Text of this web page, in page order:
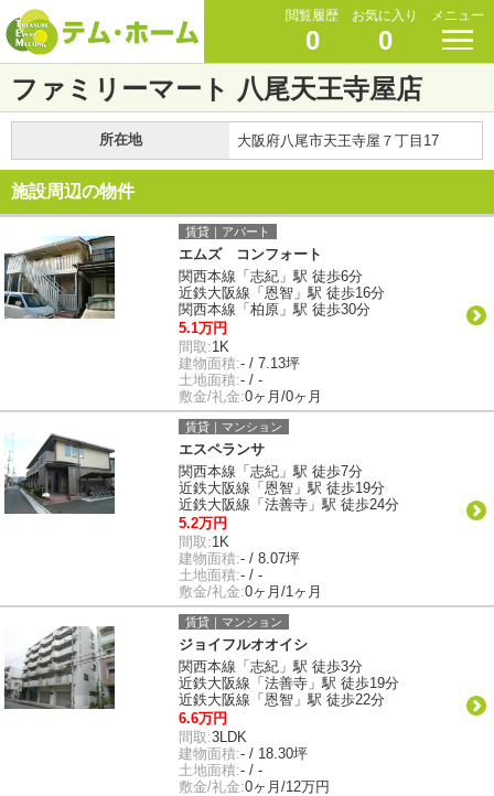
閲覧履歴
0
お気に入り
0
メニュー
ファミリーマート 八尾天王寺屋店
所在地 大阪府八尾市天王寺屋７丁目17
施設周辺の物件
賃貸｜アパート
エムズ コンフォート
関西本線「志紀」駅 徒歩6分
近鉄大阪線「恩智」駅 徒歩16分
関西本線「柏原」駅 徒歩30分
5.1万円
間取:1K
建物面積:- / 7.13坪
土地面積:- / -
敷金/礼金:0ヶ月/0ヶ月
賃貸｜マンション
エスペランサ
関西本線「志紀」駅 徒歩7分
近鉄大阪線「恩智」駅 徒歩19分
近鉄大阪線「法善寺」駅 徒歩24分
5.2万円
間取:1K
建物面積:- / 8.07坪
土地面積:- / -
敷金/礼金:0ヶ月/1ヶ月
賃貸｜マンション
ジョイフルオオイシ
関西本線「志紀」駅 徒歩3分
近鉄大阪線「法善寺」駅 徒歩19分
近鉄大阪線「恩智」駅 徒歩22分
6.6万円
間取:3LDK
建物面積:- / 18.30坪
土地面積:- / -
敷金/礼金:0ヶ月/12万円